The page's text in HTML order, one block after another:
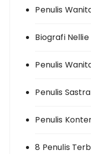
Penulis
Biografi
Penulis
Penulis
Penulis
8 Penulis